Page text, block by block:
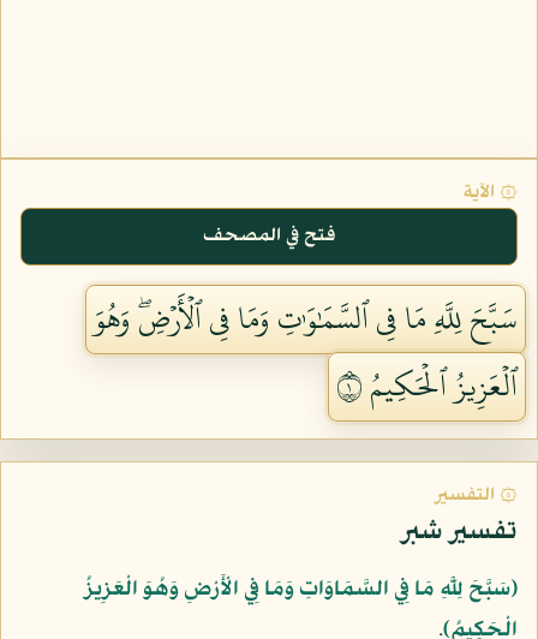
۞ الآية
فتح في المصحف
سَبَّحَ لِلَّهِ مَا فِي ٱلسَّمَٰوَٰتِ وَمَا فِي ٱلۡأَرۡضِۖ وَهُوَ
ٱلۡعَزِيزُ ٱلۡحَكِيمُ ١
۞ التفسير
تفسير شبر
﴿سَبَّحَ لِلَّهِ مَا فِي السَّمَاوَاتِ وَمَا فِي الْأَرْضِ وَهُوَ الْعَزِيزُ
الْحَكِيمُ﴾.